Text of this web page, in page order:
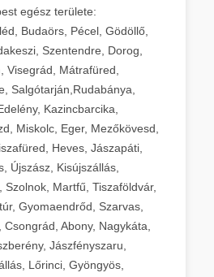
egész területe:
Budaörs, Pécel, Gödöllő,
Szentendre, Dorog,
Visegrád, Mátrafüred,
Salgótarján,Rudabánya,
Kazincbarcika,
Miskolc, Eger, Mezőkövesd,
Heves, Jászapáti,
Újszász, Kisújszállás,
Martfű, Tiszaföldvár,
Gyomaendrőd, Szarvas,
Abony, Nagykáta,
Jászfényszaru,
Lőrinci, Gyöngyös,